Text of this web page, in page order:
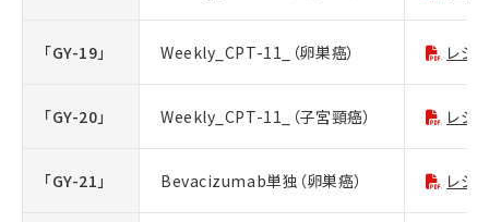
「GY-19」 Weekly_CPT-11_（卵巣癌） レジ
「GY-20」 Weekly_CPT-11_（子宮頸癌） レジ
「GY-21」 Bevacizumab単独（卵巣癌） レジ